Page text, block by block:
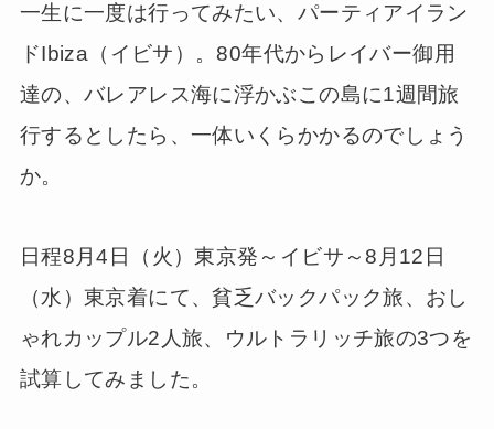
一生に一度は行ってみたい、パーティアイラン
ドIbiza（イビサ）。80年代からレイバー御用
達の、バレアレス海に浮かぶこの島に1週間旅
行するとしたら、一体いくらかかるのでしょう
か。
日程8月4日（火）東京発～イビサ～8月12日
（水）東京着にて、貧乏バックパック旅、おし
ゃれカップル2人旅、ウルトラリッチ旅の3つを
試算してみました。